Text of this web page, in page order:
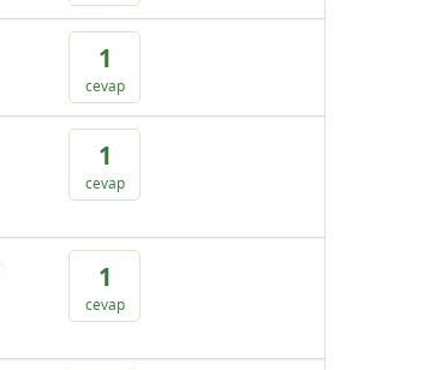
1
cevap
1
cevap
1
cevap